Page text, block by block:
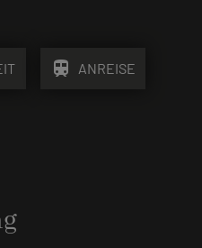
train ANREISE